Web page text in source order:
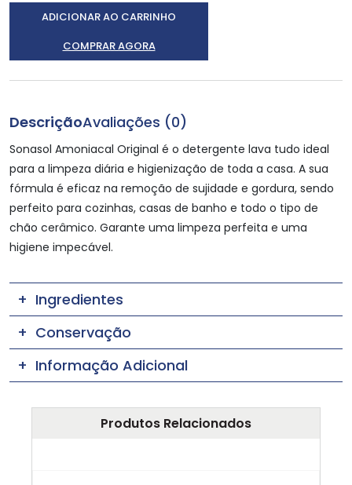
ADICIONAR AO CARRINHO
COMPRAR AGORA
DescriçãoAvaliações (0)
Sonasol Amoniacal Original é o detergente lava tudo ideal
para a limpeza diária e higienização de toda a casa. A sua
fórmula é eficaz na remoção de sujidade e gordura, sendo
perfeito para cozinhas, casas de banho e todo o tipo de
chão cerâmico. Garante uma limpeza perfeita e uma
higiene impecável.
Ingredientes
Conservação
Informação Adicional
Produtos Relacionados